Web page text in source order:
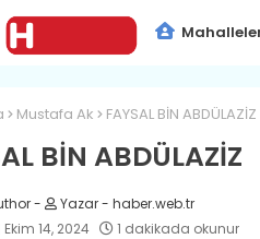
Mustafa Ak FAYSAL BİN ABDÜLAZİZ
BİN ABDÜLAZİZ
Yazar - haber.web.tr
Ekim 14, 2024
1 dakikada okunur